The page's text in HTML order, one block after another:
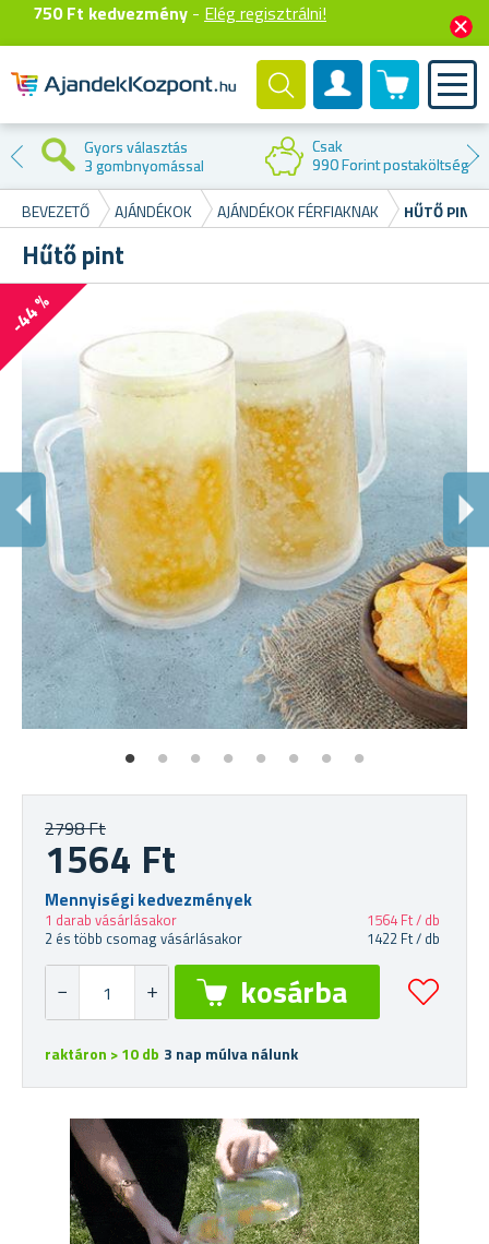
750 Ft kedvezmény - Elég regisztrálni!
Felhasználók fiók
0 termék
Gyors választás
3 gombnyomással
Csak
990 Forint postaköltség
BEVEZETŐ AJÁNDÉKOK AJÁNDÉKOK FÉRFIAKNAK HŰTŐ PINT
Hűtő pint
-44 %
2798 Ft
1564 Ft
Mennyiségi kedvezmények
1 darab vásárlásakor
1564 Ft / db
2 és több csomag vásárlásakor
1422 Ft / db
raktáron > 10 db 3 nap múlva nálunk